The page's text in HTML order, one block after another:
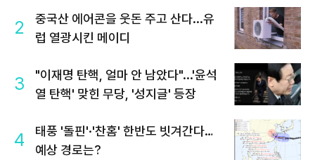
2
중국산 에어콘을 웃돈 주고 산다...유
럽 열광시킨 메이디
3
"이재명 탄핵, 얼마 안 남았다"...'윤석
열 탄핵' 맞힌 무당, '성지글' 등장
4
태풍 '돌핀'·'찬홈' 한반도 빗겨간다…
예상 경로는?